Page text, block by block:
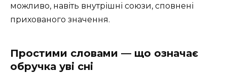
можливо, навіть внутрішні союзи, сповнені
прихованого значення.
Простими словами — що означає
обручка уві сні